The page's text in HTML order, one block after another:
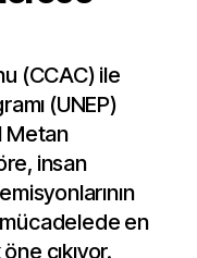
(CCAC) ile
(UNEP)
Metan
insan
mücadelede en
çıkıyor.